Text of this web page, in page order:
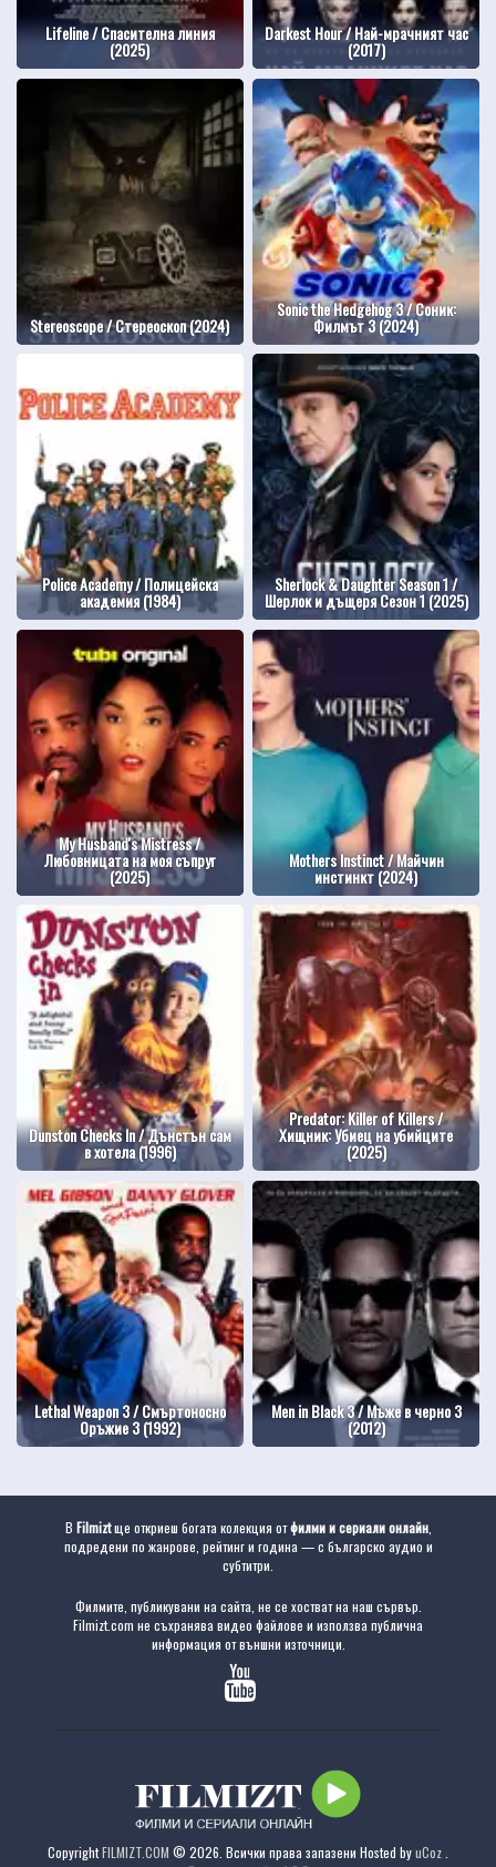
Lifeline / Спасителна линия
(2025)
Darkest Hour / Най-мрачният час
(2017)
Stereoscope / Стереоскоп (2024)
Sonic the Hedgehog 3 / Соник:
Филмът 3 (2024)
Police Academy / Полицейска
академия (1984)
Sherlock & Daughter Season 1 /
Шерлок и дъщеря Сезон 1 (2025)
My Husband's Mistress /
Любовницата на моя съпруг
(2025)
Mothers Instinct / Майчин
инстинкт (2024)
Dunston Checks In / Дънстън сам
в хотела (1996)
Predator: Killer of Killers /
Хищник: Убиец на убийците
(2025)
Lethal Weapon 3 / Смъртоносно
Оръжие 3 (1992)
Men in Black 3 / Мъже в черно 3
(2012)
В Filmiztще откриеш богата колекция отфилми и сериали онлайн,
подредени по жанрове, рейтинг и година — с българско аудио и
субтитри.
Филмите, публикувани на сайта, не се хостват на наш сървър.
Filmizt.com не съхранява видео файлове и използва публична
информация от външни източници.
CopyrightFILMIZT.COM © 2026. Всички права запазени Hosted byuCoz